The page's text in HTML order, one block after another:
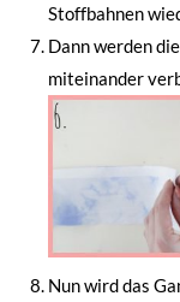
Stoffbahnen
Dann werden
miteinander
Nun wird das